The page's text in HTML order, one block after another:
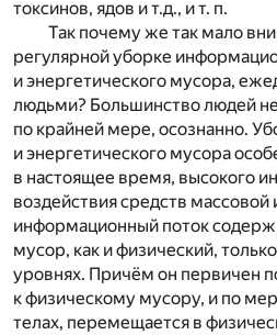
токсинов, ядов и т.д., и т. п.
Так почему же так мало
регулярной уборке
и энергетического мусора,
людьми? Большинство людей
по крайней мере, осознанно.
и энергетического мусора
в настоящее время, высокого
воздействия средств
информационный поток
мусор, как и физический,
уровнях. Причём он первичен
к физическому мусору, и по
телах, перемещается в